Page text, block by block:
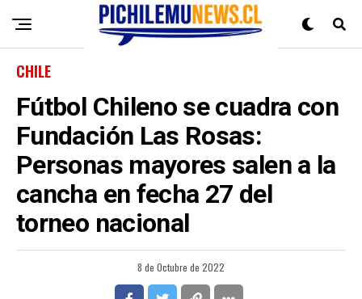
CHILE
Fútbol Chileno se cuadra con
Fundación Las Rosas:
Personas mayores salen a la
cancha en fecha 27 del
torneo nacional
8 de Octubre de 2022